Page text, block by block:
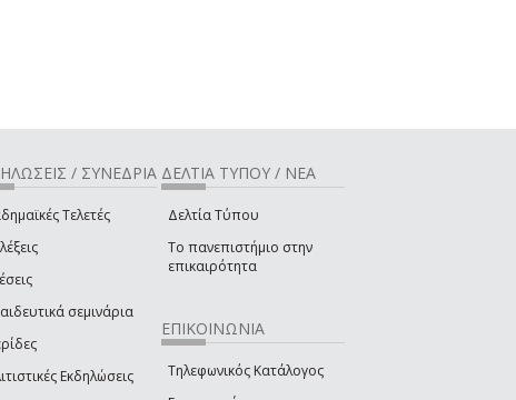
/ ΣΥΝΕΔΡΙΑ
Τελετές
σεμινάρια
Εκδηλώσεις
ΔΕΛΤΙΑ ΤΥΠΟΥ / ΝΕΑ
Δελτία Τύπου
Το πανεπιστήμιο στην
επικαιρότητα
ΕΠΙΚΟΙΝΩΝΙΑ
Τηλεφωνικός Κατάλογος